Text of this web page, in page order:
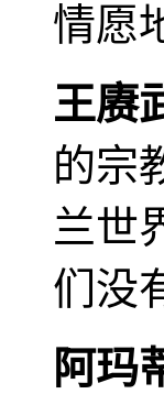
情愿
王赓
的宗
兰世
们没
阿玛